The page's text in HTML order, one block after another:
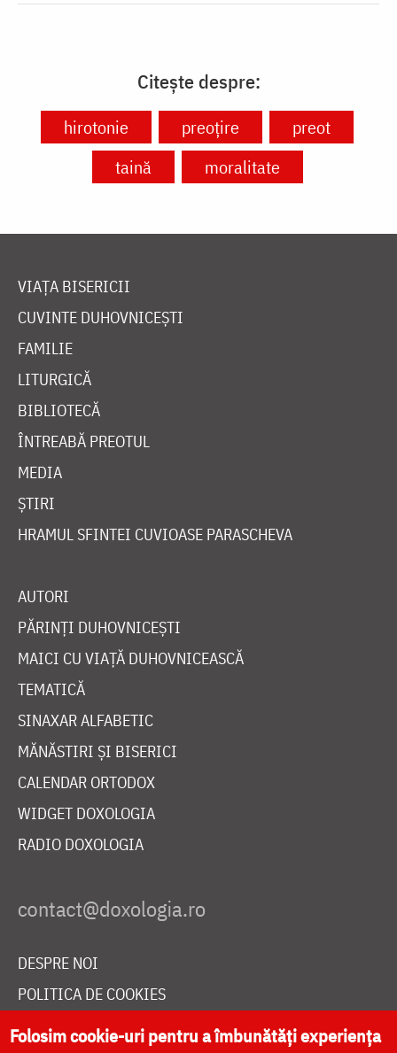
Citește despre:
hirotonie preoțire
preot
taină
moralitate
VIAȚA BISERICII
CUVINTE DUHOVNICEȘTI
FAMILIE
LITURGICĂ
BIBLIOTECĂ
ÎNTREABĂ PREOTUL
MEDIA
ȘTIRI
HRAMUL SFINTEI CUVIOASE PARASCHEVA
AUTORI
PĂRINȚI DUHOVNICEȘTI
MAICI CU VIAȚĂ DUHOVNICEASCĂ
TEMATICĂ
SINAXAR ALFABETIC
MĂNĂSTIRI ȘI BISERICI
CALENDAR ORTODOX
WIDGET DOXOLOGIA
RADIO DOXOLOGIA
DESPRE NOI
POLITICA DE COOKIES
DONEAZĂ ONLINE PENTRU CATEDRALA NAȚIONALĂ
Folosim cookie-uri pentru a îmbunătăți experiența